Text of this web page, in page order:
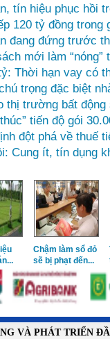
tín hiệu phục hồi
120 tỷ đồng
đang đứng trước
mới làm
Thời hạn vay có
trọng đặc biệt
thị trường bất
tiến độ gói
đột phá về
Cung ít, tín dụng
Chậm làm sổ đỏ
sẽ bị phạt đến...
VÀ PHÁT TRIỂN